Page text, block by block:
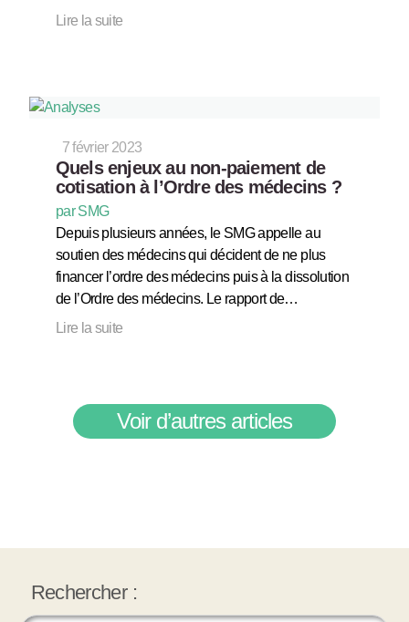
Lire la suite
7 février 2023
Quels enjeux au non-paiement de
cotisation à l’Ordre des médecins ?
par SMG
Depuis plusieurs années, le SMG appelle au
soutien des médecins qui décident de ne plus
financer l’ordre des médecins puis à la dissolution
de l’Ordre des médecins. Le rapport de…
Lire la suite
Voir d’autres articles
Rechercher :